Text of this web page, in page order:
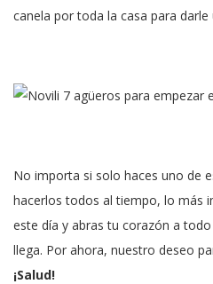
canela por toda la casa para darle
No importa si solo haces uno de
hacerlos todos al tiempo, lo más
este día y abras tu corazón a
llega. Por ahora, nuestro deseo
¡Salud!